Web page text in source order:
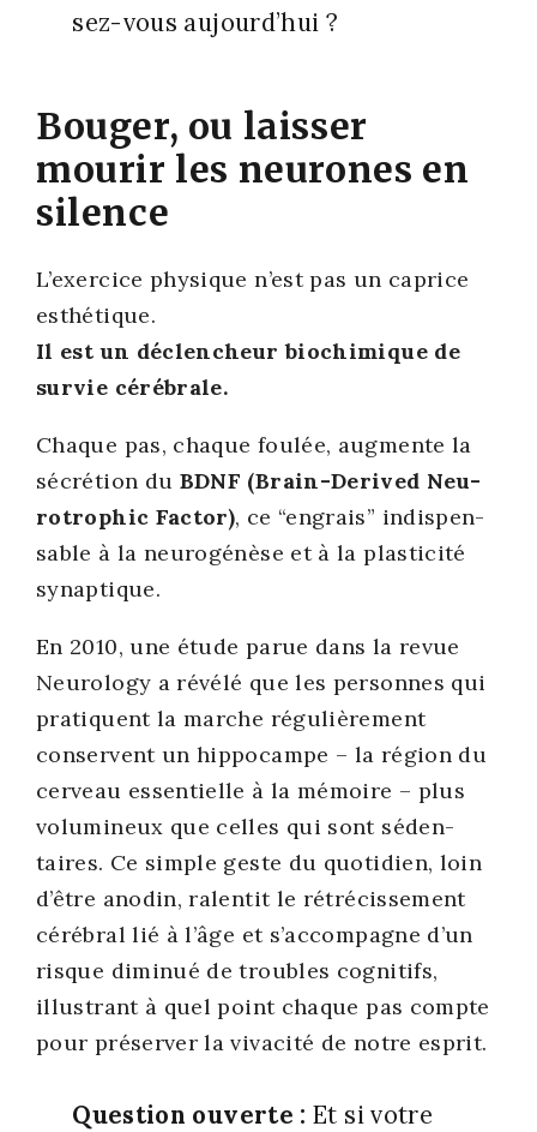
sez-vous aujourd’hui ?
Bouger, ou laisser
mourir les neurones en
silence
L’exercice phy­sique n’est pas un caprice
esthé­tique.
Il est un déclen­cheur bio­chi­mique de
sur­vie céré­brale.
Chaque pas, chaque fou­lée, aug­mente la
sécré­tion du BDNF (Brain-Deri­ved Neu­
ro­tro­phic Fac­tor), ce “engrais” indis­pen­
sable à la neu­ro­gé­nèse et à la plas­ti­ci­té
synap­tique.
En 2010, une étude parue dans la revue
Neu­ro­lo­gy a révé­lé que les per­sonnes qui
pra­tiquent la marche régu­liè­re­ment
conservent un hip­po­campe – la région du
cer­veau essen­tielle à la mémoire – plus
volu­mi­neux que celles qui sont séden­
taires. Ce simple geste du quo­ti­dien, loin
d’être ano­din, ralen­tit le rétré­cis­se­ment
céré­bral lié à l’âge et s’accompagne d’un
risque dimi­nué de troubles cog­ni­tifs,
illus­trant à quel point chaque pas compte
pour pré­ser­ver la viva­ci­té de notre esprit.
Ques­tion ouverte :Et si votre